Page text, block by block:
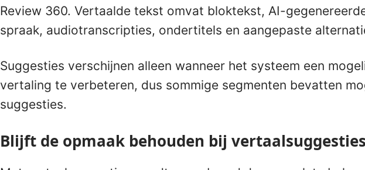
Review 360. Vertaalde tekst omvat bloktekst, AI-
spraak, audiotranscripties, ondertitels en aangepaste
Suggesties verschijnen alleen wanneer het systeem een
vertaling te verbeteren, dus sommige segmenten bevatten
suggesties.
Blijft de opmaak behouden bij